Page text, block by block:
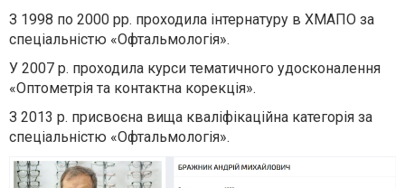
З 1998 по 2000 рр. проходила інтернатуру в ХМАПО за
спеціальністю «Офтальмологія».
У 2007 р. проходила курси тематичного удосконалення
«Оптометрія та контактна корекція».
З 2013 р. присвоєна вища кваліфікаційна категорія за
спеціальністю «Офтальмологія».